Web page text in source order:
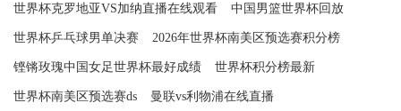
世界杯克罗地亚VS加纳直播在线观看 中国男篮世界杯回放
世界杯乒乓球男单决赛 2026年世界杯南美区预选赛积分榜
铿锵玫瑰中国女足世界杯最好成绩 世界杯积分榜最新
世界杯南美区预选赛ds 曼联vs利物浦在线直播